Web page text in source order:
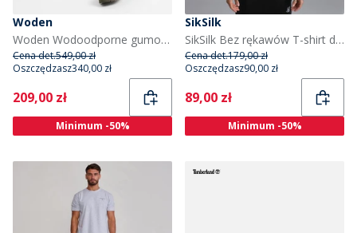
Woden
Woden Wodoodporne gumowe buty dla niej kolor 149 Stone
Cena det.549,00 zł
Oszczędzasz340,00 zł
Current
209,00 zł
Minimum -50%
SikSilk
SikSilk Bez rękawów T-shirt dla niego kolor Czarny
Cena det.179,00 zł
Oszczędzasz90,00 zł
Current
89,00 zł
Minimum -50%